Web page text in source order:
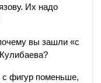
Их надо
вы зашли «с
фигур поменьше,